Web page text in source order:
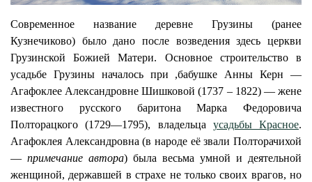
Современное название деревне Грузины (ранее
Кузнечиково) было дано после возведения здесь церкви
Грузинской Божией Матери. Основное строительство в
усадьбе Грузины началось при ,бабушке Анны Керн —
Агафоклее Александровне Шишковой (1737 – 1822) — жене
известного русского баритона Марка Федоровича
Полторацкого (1729—1795), владельца усадьбы Красное.
Агафоклея Александровна (в народе её звали Полторачихой
— примечание автора) была весьма умной и деятельной
женщиной, державшей в страхе не только своих врагов, но